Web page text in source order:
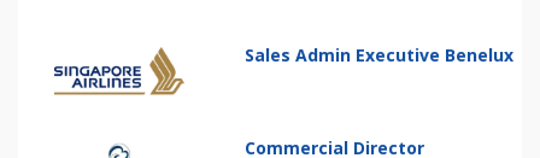
Sales Admin Executive Benelux
Commercial Director